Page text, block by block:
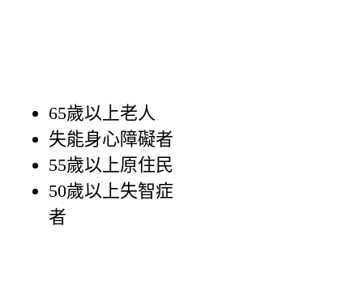
65歲以上老人
失能身心障礙者
55歲以上原住民
50歲以上失智症
者